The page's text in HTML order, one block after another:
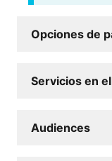
Opciones de
Servicios en
Audiences